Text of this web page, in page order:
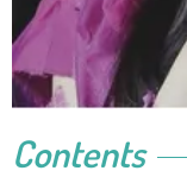
Contents